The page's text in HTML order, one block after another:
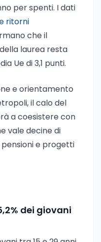
per spenti. I dati
ritorni
che il
laurea resta
Ue di 3,1 punti.
e orientamento
il calo del
a coesistere con
vale decine di
e progetti
dei giovani